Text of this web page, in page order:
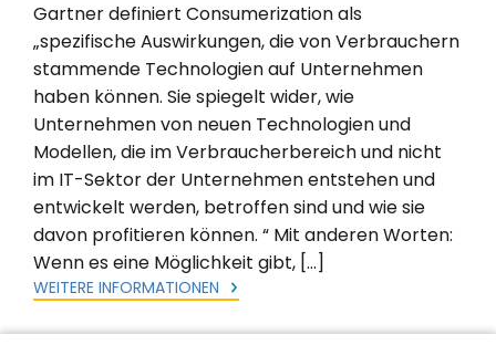
Gartner definiert Consumerization als
„spezifische Auswirkungen, die von Verbrauchern
stammende Technologien auf Unternehmen
haben können. Sie spiegelt wider, wie
Unternehmen von neuen Technologien und
Modellen, die im Verbraucherbereich und nicht
im IT-Sektor der Unternehmen entstehen und
entwickelt werden, betroffen sind und wie sie
davon profitieren können. “ Mit anderen Worten:
Wenn es eine Möglichkeit gibt, […]
WEITERE INFORMATIONEN